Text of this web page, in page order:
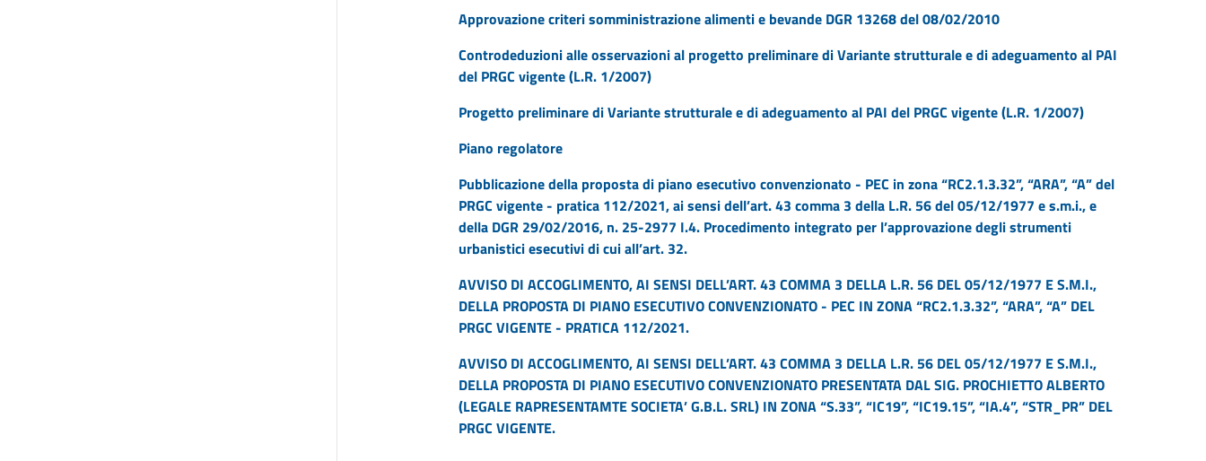
Approvazione criteri somministrazione alimenti e bevande DGR 13268 del 08/02/2010
Controdeduzioni alle osservazioni al progetto preliminare di Variante strutturale e di adeguamento al PAI
del PRGC vigente (L.R. 1/2007)
Progetto preliminare di Variante strutturale e di adeguamento al PAI del PRGC vigente (L.R. 1/2007)
Piano regolatore
Pubblicazione della proposta di piano esecutivo convenzionato - PEC in zona “RC2.1.3.32”, “ARA”, “A” del
PRGC vigente - pratica 112/2021, ai sensi dell’art. 43 comma 3 della L.R. 56 del 05/12/1977 e s.m.i., e
della DGR 29/02/2016, n. 25-2977 I.4. Procedimento integrato per l’approvazione degli strumenti
urbanistici esecutivi di cui all’art. 32.
AVVISO DI ACCOGLIMENTO, AI SENSI DELL’ART. 43 COMMA 3 DELLA L.R. 56 DEL 05/12/1977 E S.M.I.,
DELLA PROPOSTA DI PIANO ESECUTIVO CONVENZIONATO - PEC IN ZONA “RC2.1.3.32”, “ARA”, “A” DEL
PRGC VIGENTE - PRATICA 112/2021.
AVVISO DI ACCOGLIMENTO, AI SENSI DELL’ART. 43 COMMA 3 DELLA L.R. 56 DEL 05/12/1977 E S.M.I.,
DELLA PROPOSTA DI PIANO ESECUTIVO CONVENZIONATO PRESENTATA DAL SIG. PROCHIETTO ALBERTO
(LEGALE RAPRESENTAMTE SOCIETA’ G.B.L. SRL) IN ZONA “S.33”, “IC19”, “IC19.15”, “IA.4”, “STR_PR” DEL
PRGC VIGENTE.